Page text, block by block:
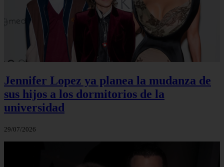
Jennifer Lopez ya planea la mudanza de
sus hijos a los dormitorios de la
universidad
29/07/2026